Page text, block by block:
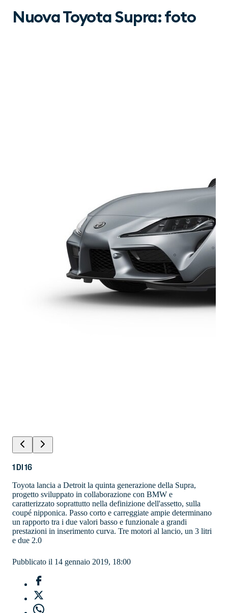
Nuova Toyota Supra: foto
1DI16
Toyota lancia a Detroit la quinta generazione della Supra,
progetto sviluppato in collaborazione con BMW e
caratterizzato soprattutto nella definizione dell'assetto, sulla
coupé nipponica. Passo corto e carreggiate ampie determinano
un rapporto tra i due valori basso e funzionale a grandi
prestazioni in inserimento curva. Tre motori al lancio, un 3 litri
e due 2.0
Pubblicato il 14 gennaio 2019, 18:00